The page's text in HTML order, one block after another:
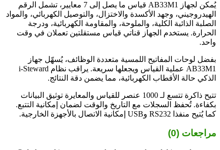
يُمكن لجهاز AB33M1 قياس ما يصل إلى 7 معايير، تشمل الرقم
الهيدروجيني، وجهد الأكسدة والاختزال، والتوصيل الكهربائي، والمواد
الصلبة الذائبة الكلية، والملوحة، والمقاومة الكهربائية، ودرجة
الحرارة. يستخدم الجهاز قناتي قياس مستقلتين تعملان في وقت
واحد.
بفضل لوحات المفاتيح اللمسية متعددة الوظائف، يُسهّل جهاز
AB33M1 عملية القياس ويجعلها سريعة. يراقب نظام i-Steward
الذكي حالة الأقطاب الكهربائية، مما يضمن دقة النتائج.
تتيح ذاكرة تتسع لـ 1000 عنصر للقياس والمعايرة توثيق البيانات
بكفاءة. تُحفظ السجلات مع التاريخ والوقت لضمان إمكانية التتبع.
كما يُتيح منفذا RS232 وUSB إمكانية الاتصال بالأجهزة الخارجية.
مراجعات (0)